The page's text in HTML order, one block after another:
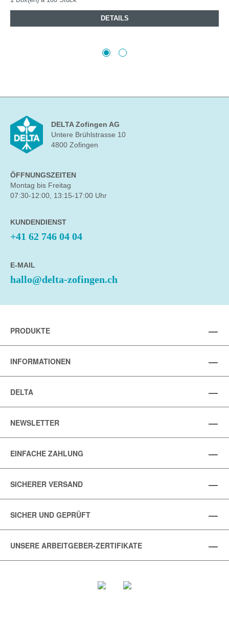
DETAILS
DELTA Zofingen AG
Untere Brühlstrasse 10
4800 Zofingen
ÖFFNUNGSZEITEN
Montag bis Freitag
07:30-12:00, 13:15-17:00 Uhr
KUNDENDIENST
+41 62 746 04 04
E-MAIL
hallo@delta-zofingen.ch
PRODUKTE
INFORMATIONEN
DELTA
NEWSLETTER
EINFACHE ZAHLUNG
SICHERER VERSAND
SICHER UND GEPRÜFT
UNSERE ARBEITGEBER-ZERTIFIKATE